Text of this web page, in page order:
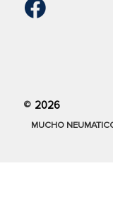
© 2026
MUCHO